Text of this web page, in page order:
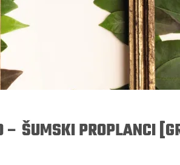
– ŠUMSKI PROPLANCI